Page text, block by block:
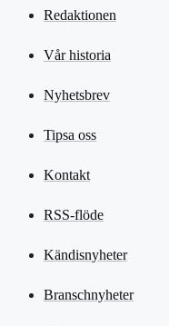
Redaktionen
Vår historia
Nyhetsbrev
Tipsa oss
Kontakt
RSS-flöde
Kändisnyheter
Branschnyheter